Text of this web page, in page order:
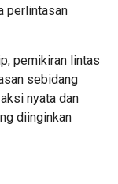
perlintasan
pemikiran lintas
sebidang
nyata dan
diinginkan